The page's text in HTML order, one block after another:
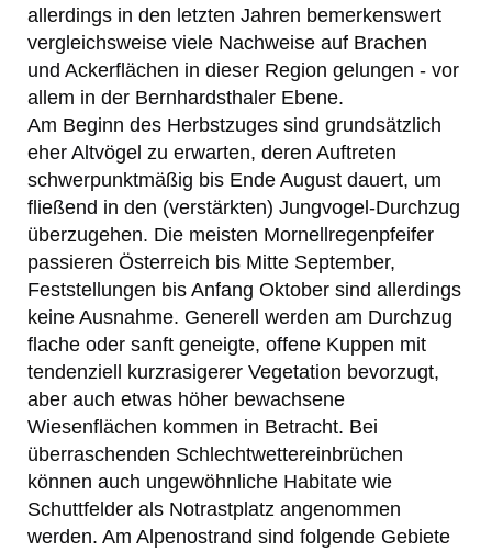
allerdings in den letzten Jahren bemerkenswert
vergleichsweise viele Nachweise auf Brachen
und Ackerflächen in dieser Region gelungen - vor
allem in der Bernhardsthaler Ebene.
Am Beginn des Herbstzuges sind grundsätzlich
eher Altvögel zu erwarten, deren Auftreten
schwerpunktmäßig bis Ende August dauert, um
fließend in den (verstärkten) Jungvogel-Durchzug
überzugehen. Die meisten Mornellregenpfeifer
passieren Österreich bis Mitte September,
Feststellungen bis Anfang Oktober sind allerdings
keine Ausnahme. Generell werden am Durchzug
flache oder sanft geneigte, offene Kuppen mit
tendenziell kurzrasigerer Vegetation bevorzugt,
aber auch etwas höher bewachsene
Wiesenflächen kommen in Betracht. Bei
überraschenden Schlechtwettereinbrüchen
können auch ungewöhnliche Habitate wie
Schuttfelder als Notrastplatz angenommen
werden. Am Alpenostrand sind folgende Gebiete